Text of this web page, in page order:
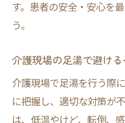
す。患者の安全・安心を
う。
介護現場の足湯で避け
介護現場で足湯を行う際
に把握し、適切な対策が
は、低温やけど、転倒、